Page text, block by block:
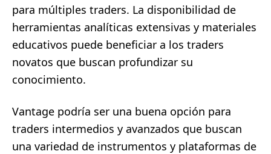
para múltiples traders. La disponibilidad de
herramientas analíticas extensivas y materiales
educativos puede beneficiar a los traders
novatos que buscan profundizar su
conocimiento.
Vantage podría ser una buena opción para
traders intermedios y avanzados que buscan
una variedad de instrumentos y plataformas de